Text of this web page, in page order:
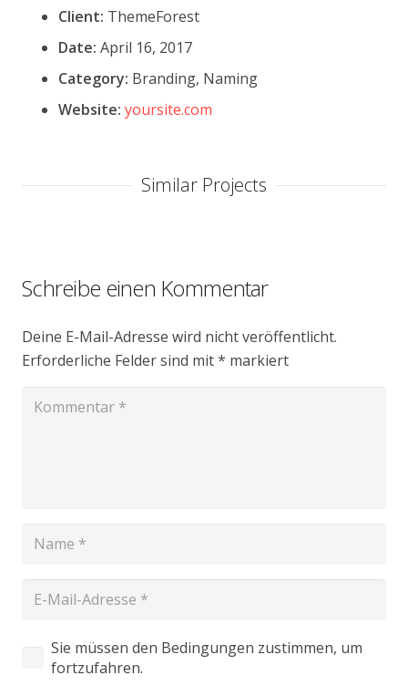
Client: ThemeForest
Date: April 16, 2017
Category: Branding, Naming
Website: yoursite.com
Similar Projects
Schreibe einen Kommentar
Deine E-Mail-Adresse wird nicht veröffentlicht.
Erforderliche Felder sind mit* markiert
Sie müssen den Bedingungen zustimmen, um
fortzufahren.